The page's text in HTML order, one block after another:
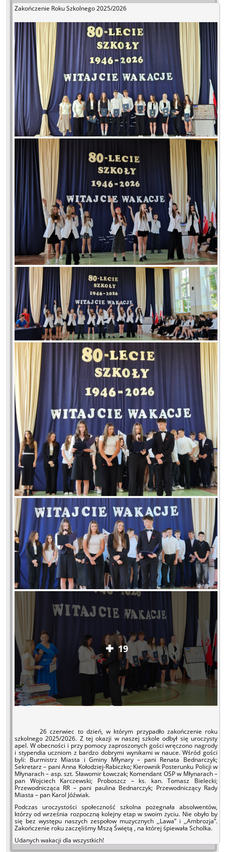
Zakończenie Roku Szkolnego 2025/2026
19
26 czerwiec to dzień, w którym przypadło zakończenie roku
szkolnego 2025/2026. Z tej okazji w naszej szkole odbył się uroczysty
apel. W obecności i przy pomocy zaproszonych gości wręczono nagrody
i stypendia uczniom z bardzo dobrymi wynikami w nauce. Wśród gości
byli: Burmistrz Miasta i Gminy Młynary – pani Renata Bednarczyk;
Sekretarz – pani Anna Kołodziej-Rabiczko; Kierownik Posterunku Policji w
Młynarach – asp. szt. Sławomir Łowczak; Komendant OSP w Młynarach –
pan Wojciech Karczewski; Proboszcz – ks. kan. Tomasz Bielecki;
Przewodnicząca RR – pani paulina Bednarczyk; Przewodniczący Rady
Miasta – pan Karol Jóźwiak.
Podczas uroczystości społeczność szkolna pożegnała absolwentów,
którzy od września rozpoczną kolejny etap w swoim życiu. Nie obyło by
się bez występu naszych zespołow muzycznych ,,Lawa” i ,,Ambrozja”.
Zakończenie roku zaczęliśmy Mszą Świętą , na której śpiewała Scholka.
Udanych wakacji dla wszystkich!